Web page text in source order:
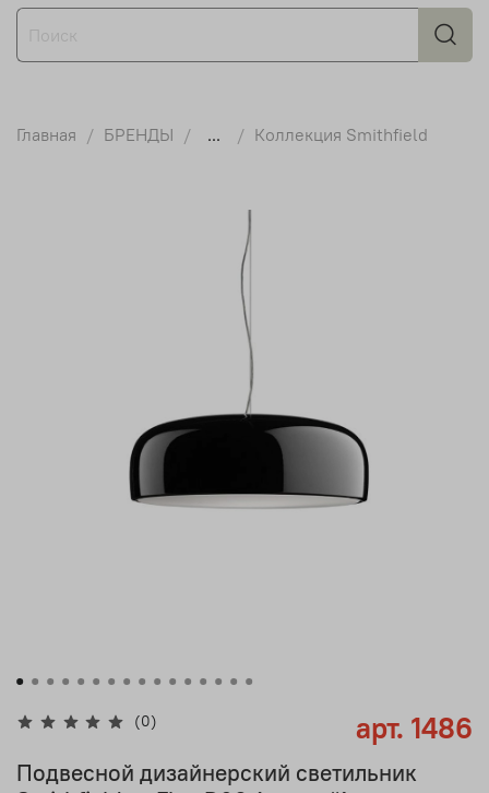
Главная БРЕНДЫ ... Коллекция Smithfield
(0) арт. 1486
Подвесной дизайнерский светильник